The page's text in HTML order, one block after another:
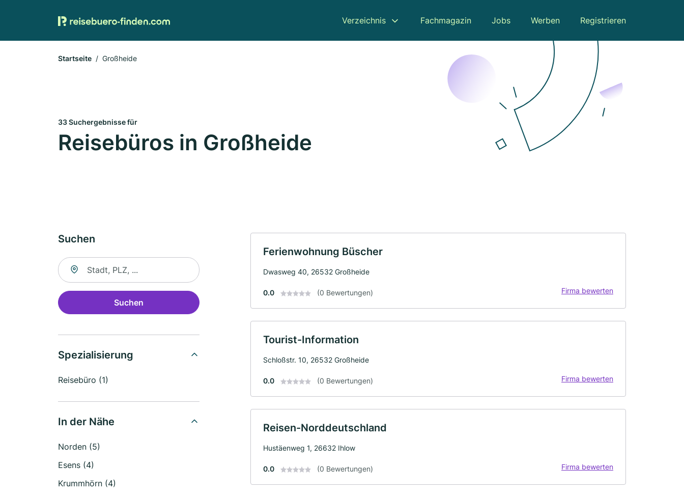
Verzeichnis Fachmagazin Jobs Werben Registrieren
Startseite Großheide
33 Suchergebnisse für
Reisebüros in Großheide
Suchen
Suche nach Ort
Suchen
Spezialisierung
Reisebüro (1)
In der Nähe
Norden (5)
Esens (4)
Krummhörn (4)
Ferienwohnung Büscher
Dwasweg 40, 26532 Großheide
0.0 (0 Bewertungen) Firma bewerten
Tourist-Information
Schloßstr. 10, 26532 Großheide
0.0 (0 Bewertungen) Firma bewerten
Reisen-Norddeutschland
Hustäenweg 1, 26632 Ihlow
0.0 (0 Bewertungen) Firma bewerten